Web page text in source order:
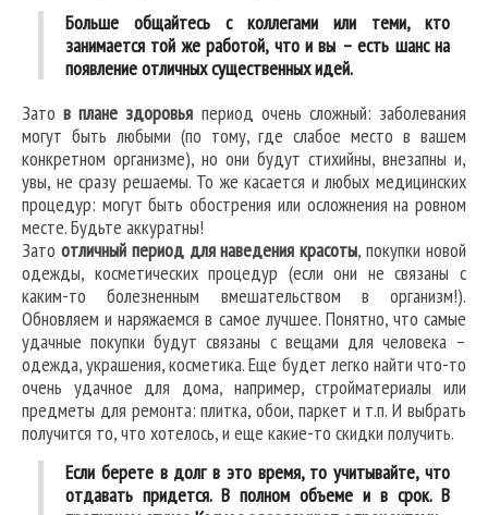
Больше общайтесь с коллегами или теми, кто
занимается той же работой, что и вы – есть шанс на
появление отличных существенных идей.
Затов плане здоровья период очень сложный: заболевания
могут быть любыми (по тому, где слабое место в вашем
конкретном организме), но они будут стихийны, внезапны и,
увы, не сразу решаемы. То же касается и любых медицинских
процедур: могут быть обострения или осложнения на ровном
месте. Будьте аккуратны!
Зато отличный период для наведения красоты, покупки новой
одежды, косметических процедур (если они не связаны с
каким-то болезненным вмешательством в организм!).
Обновляем и наряжаемся в самое лучшее. Понятно, что самые
удачные покупки будут связаны с вещами для человека –
одежда, украшения, косметика. Еще будет легко найти что-то
очень удачное для дома, например, стройматериалы или
предметы для ремонта: плитка, обои, паркет и т.п. И выбрать
получится то, что хотелось, и еще какие-то скидки получить.
Если берете в долг в это время, то учитывайте, что
отдавать придется. В полном объеме и в срок. В